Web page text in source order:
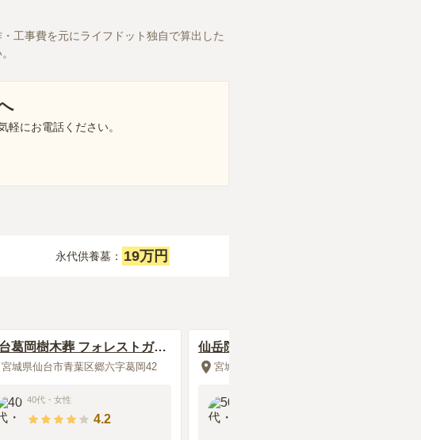
工事費を元にライフドット独自で算出した
軽にお電話ください。
永代供養墓： 19万円
葛岡樹木葬 フォレストガー
宮城県仙台市青葉区郷六字葛岡42
40代 ・ 女性
4.2
仙岳院（青葉区東照宮） 百年
の杜 個別永代納骨堂
宮城県仙台市青葉区東照宮1丁目1-16